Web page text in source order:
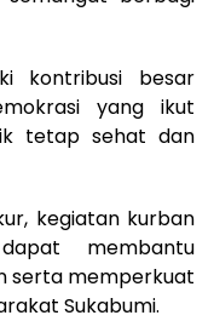
kontribusi besar
yang ikut
tetap sehat dan
kegiatan kurban
membantu
serta memperkuat
Sukabumi.